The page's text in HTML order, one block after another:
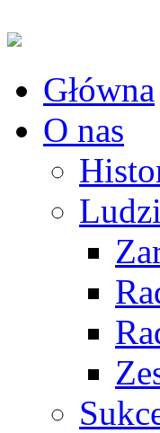
Główna
O nas